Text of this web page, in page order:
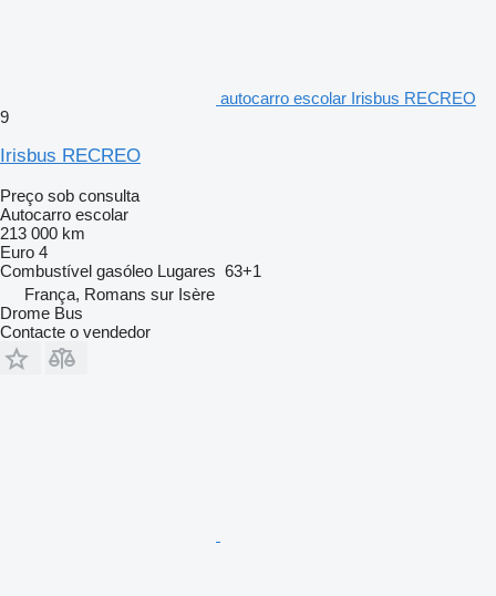
autocarro escolar Irisbus RECREO
9
Irisbus RECREO
Preço sob consulta
Autocarro escolar
213 000 km
Euro 4
Combustível gasóleo Lugares 63+1
França, Romans sur Isère
Drome Bus
Contacte o vendedor